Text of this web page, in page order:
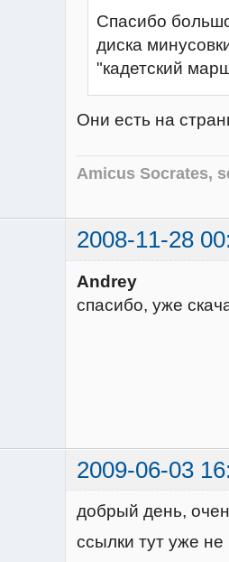
Спасибо
диска
"кадетский
Они есть на
Amicus Socrates,
2008-11-28
Andrey
спасибо, уже
2009-06-03
добрый день,
ссылки тут уже